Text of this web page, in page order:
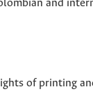
and
of printing